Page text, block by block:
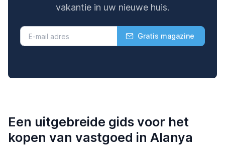
vakantie in uw nieuwe huis.
Gratis magazine
Een uitgebreide gids voor het
kopen van vastgoed in Alanya